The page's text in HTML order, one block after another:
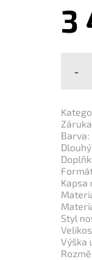
3
-
Barva:
Kapsa
Styl
Výška